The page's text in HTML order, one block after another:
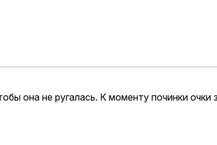
она не ругалась. К моменту починки очки